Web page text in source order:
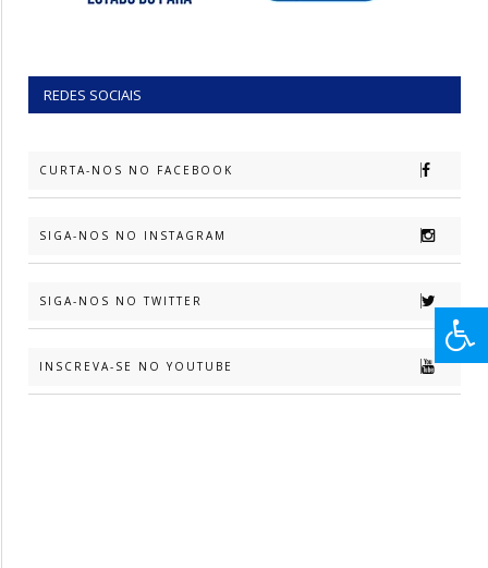
REDES SOCIAIS
CURTA-NOS NO FACEBOOK
SIGA-NOS NO INSTAGRAM
SIGA-NOS NO TWITTER
INSCREVA-SE NO YOUTUBE